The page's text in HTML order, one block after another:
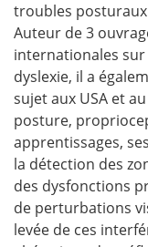
troubles
Auteur de 3
internationales
dyslexie, il a
sujet aux USA et
posture,
apprentissages,
la détection des
des dysfonctions
de perturbations
levée de ces